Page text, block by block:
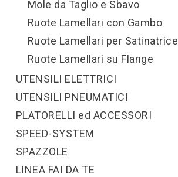
Mole da Taglio e Sbavo
Ruote Lamellari con Gambo
Ruote Lamellari per Satinatrice
Ruote Lamellari su Flange
LINEA FAI DA TE
PLATORELLI ed ACCESSORI
SPAZZOLE
SPEED-SYSTEM
UTENSILI ELETTRICI
UTENSILI PNEUMATICI